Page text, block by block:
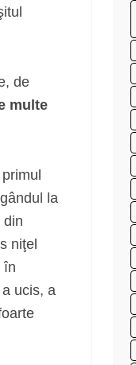
de
multe
la
din
niţel
în
ucis, a